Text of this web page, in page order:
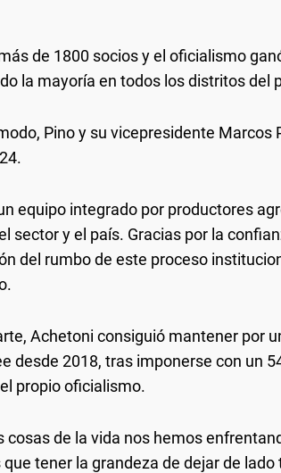
de 1800 socios y el oficialismo
la mayoría en todos los distritos del
Pino y su vicepresidente
equipo integrado por productores
sector y el país. Gracias por la
del rumbo de este proceso
Achetoni consiguió mantener por
desde 2018, tras imponerse con un
propio oficialismo.
cosas de la vida nos hemos
tener la grandeza de dejar de